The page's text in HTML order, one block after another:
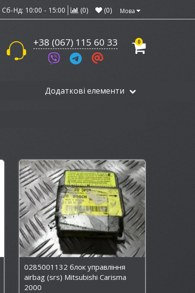
Мова
(0) (0)
Сб-Нд: 10:00 - 15:00
+38 (067) 115 60 33 0
Додаткові елементи
0285001132 блок управління
airbag (srs) Mitsubishi Carisma
2000